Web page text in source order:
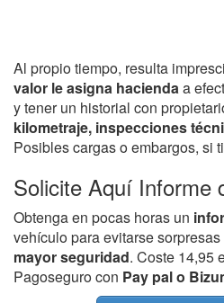
Al propio tiempo, resulta
valor le asigna haciendaa
y tener un historial con
kilometraje, inspecciones
Posibles cargas o embargos, si
Solicite Aquí Informe
Obtenga en pocas horas un
vehículo para evitarse sorpresas
mayor seguridad. Coste 14,95
Pagoseguro con Pay pal o